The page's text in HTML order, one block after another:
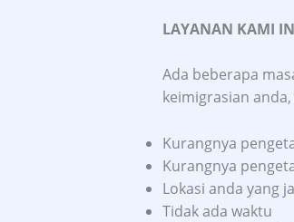
LAYANAN KAMI
Ada beberapa
keimigrasian
Kurangnya
Kurangnya
Lokasi anda yang
Tidak ada waktu